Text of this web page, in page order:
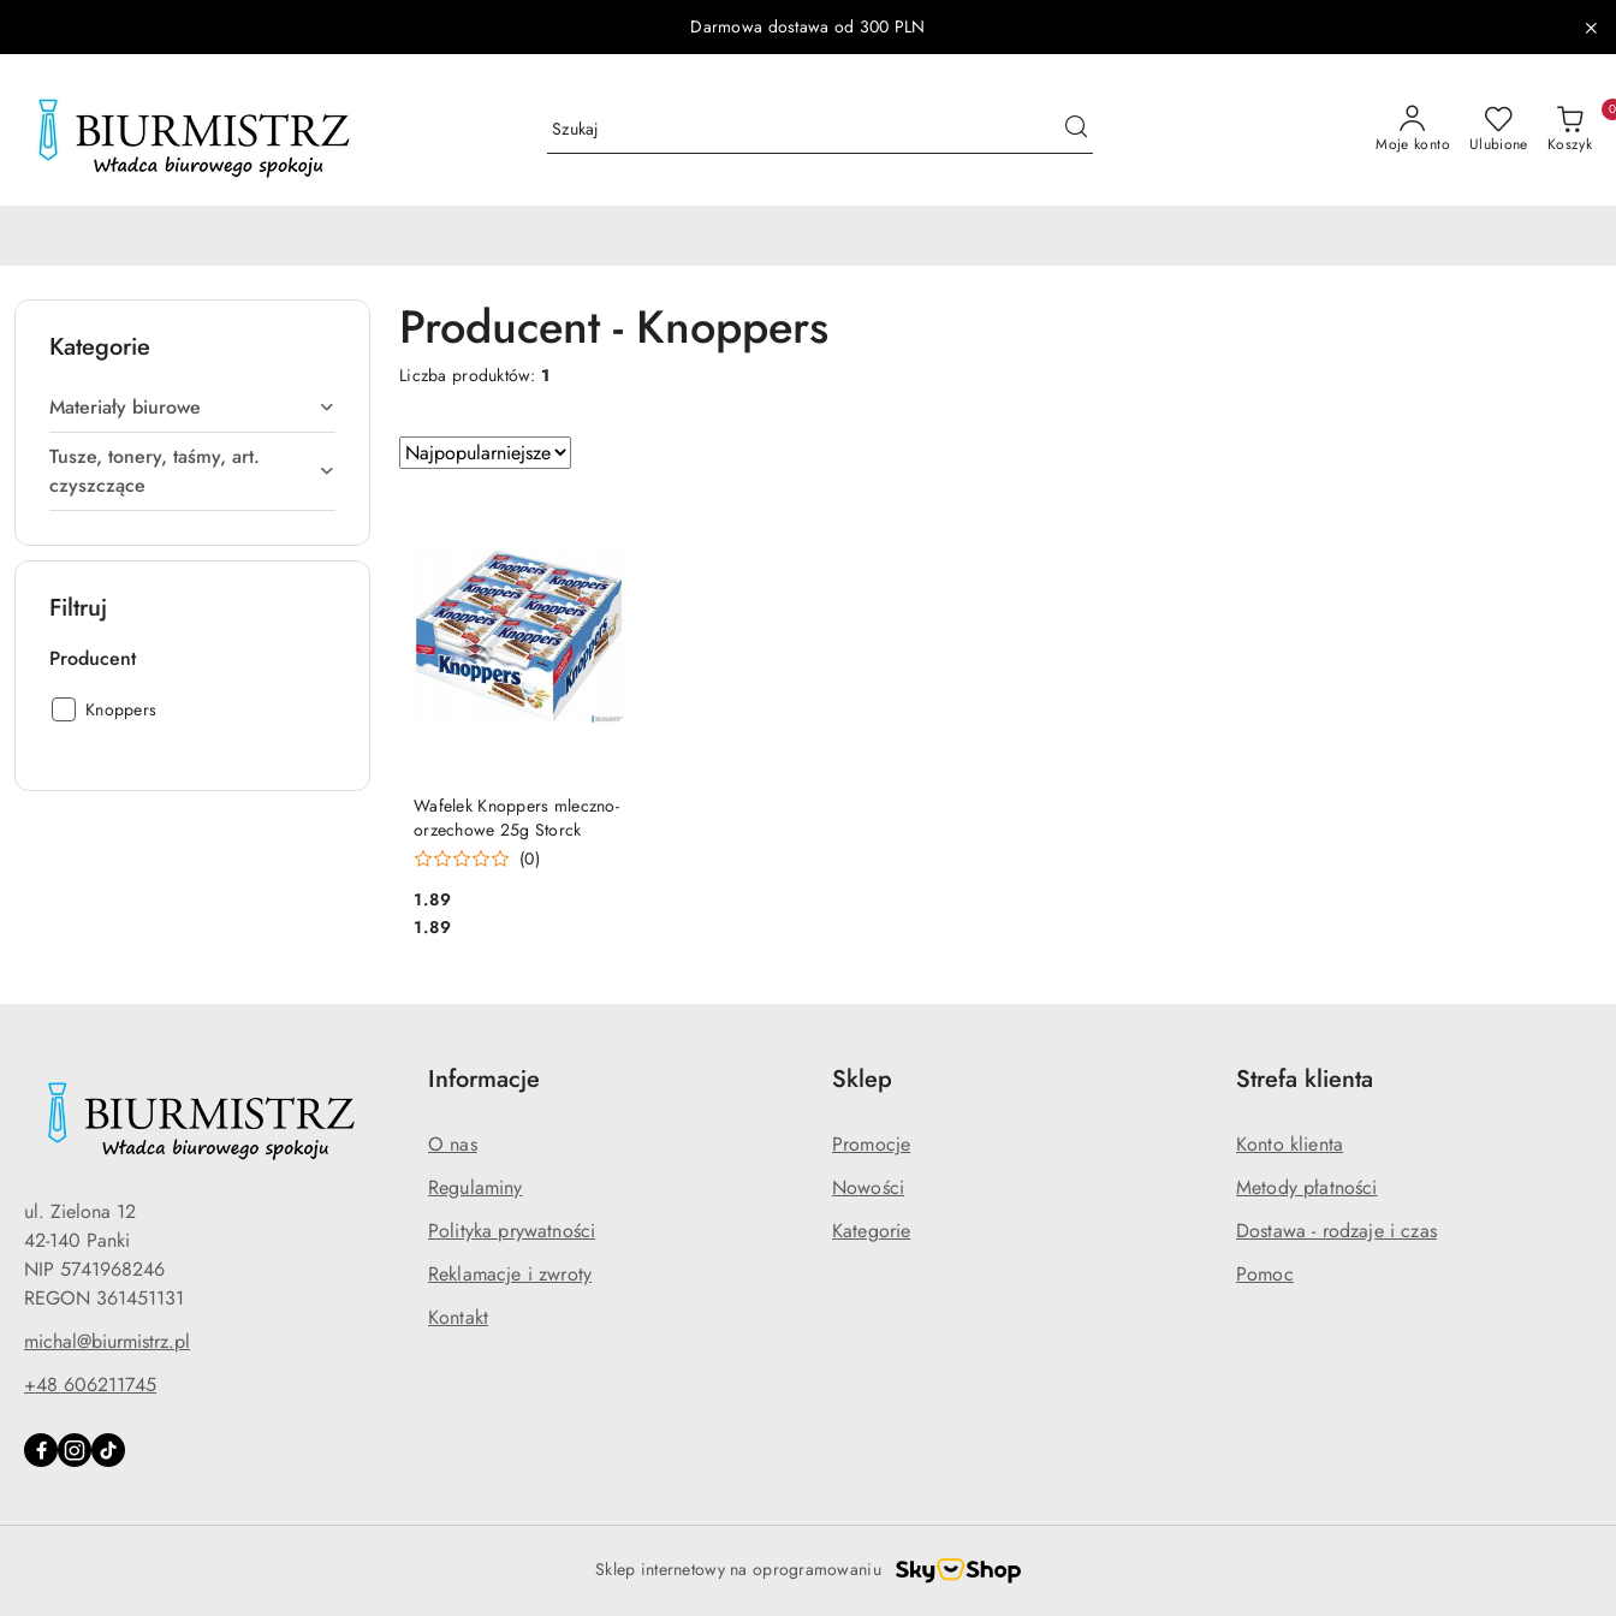
Darmowa dostawa od 300 PLN
Moje konto Ulubione Koszyk
0
Kategorie
Materiały biurowe
Tusze, tonery, taśmy, art.
czyszczące
Filtruj
Producent
Producent:
Knoppers
Producent - Knoppers
Liczba produktów: 1
Zastosowano
sortowanie:
Sortuj
według
Wafelek Knoppers mleczno-
orzechowe 25g Storck
(0)
Cena:
1.89
Cena:
1.89
DO KOSZYKA
ul. Zielona 12
42-140 Panki
NIP 5741968246
REGON 361451131
michal@biurmistrz.pl
+48 606211745
Informacje
O nas
Regulaminy
Polityka prywatności
Reklamacje i zwroty
Kontakt
Sklep
Promocje
Nowości
Kategorie
Strefa klienta
Konto klienta
Metody płatności
Dostawa - rodzaje i czas
Pomoc
Sklep internetowy na oprogramowaniu